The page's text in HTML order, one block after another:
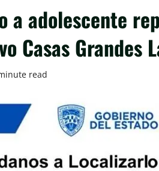
a adolescente
Casas Grandes
read